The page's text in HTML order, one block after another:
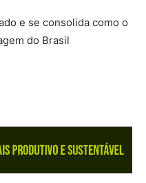
e se consolida como o
do Brasil